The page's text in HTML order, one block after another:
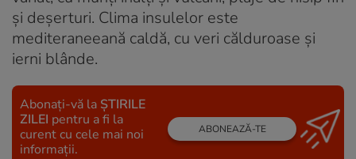
și deșerturi. Clima insulelor este
mediteraneeană caldă, cu veri călduroase și
ierni blânde.
Abonați-vă la ȘTIRILE
ZILEI pentru a fi la
curent cu cele mai noi
informații.
ABONEAZĂ-TE